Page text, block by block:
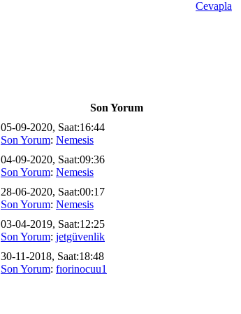
Cevapla
Son Yorum
05-09-2020, Saat:16:44
Son Yorum: Nemesis
04-09-2020, Saat:09:36
Son Yorum: Nemesis
28-06-2020, Saat:00:17
Son Yorum: Nemesis
03-04-2019, Saat:12:25
Son Yorum: jetgüvenlik
30-11-2018, Saat:18:48
Son Yorum: fıorinocuu1